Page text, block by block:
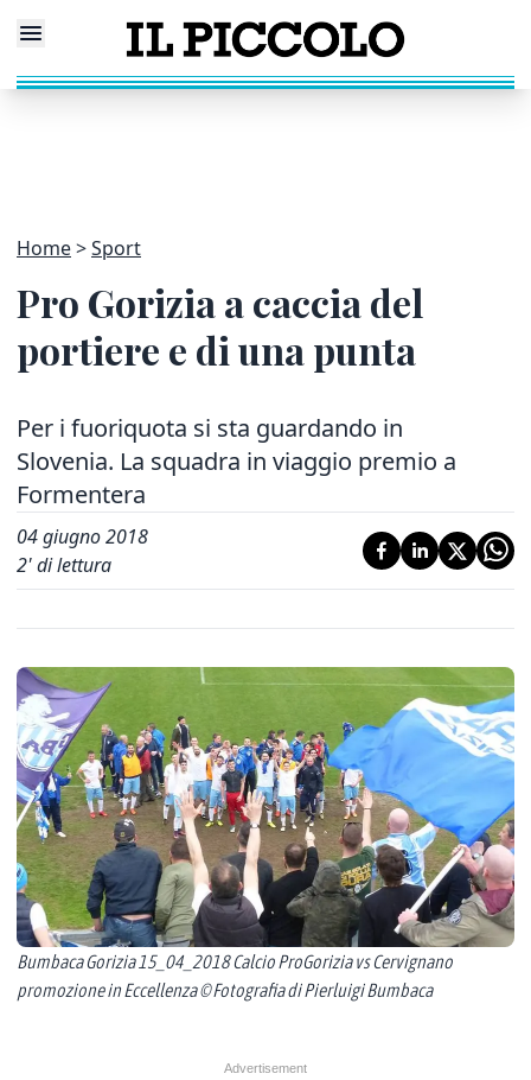
Home Sport
Pro Gorizia a caccia del
portiere e di una punta
Per i fuoriquota si sta guardando in
Slovenia. La squadra in viaggio premio a
Formentera
04 giugno 2018
2' di lettura
Bumbaca Gorizia 15_04_2018 Calcio ProGorizia vs Cervignano
promozione in Eccellenza © Fotografia di Pierluigi Bumbaca